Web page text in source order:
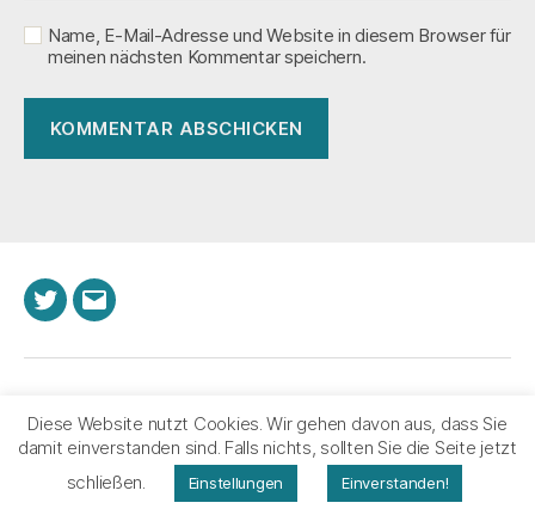
Name, E-Mail-Adresse und Website in diesem Browser für
meinen nächsten Kommentar speichern.
Twitter
E-
Impressum
Datenschutz
Diese Website nutzt Cookies. Wir gehen davon aus, dass Sie
damit einverstanden sind. Falls nichts, sollten Sie die Seite jetzt
schließen.
Einstellungen Einverstanden!